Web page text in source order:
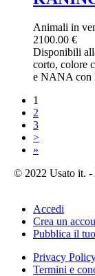
Animali in
2100.00 €
Disponibili
corto, colore
e NANA con
1
2
3
>
»
© 2022 Usato it. -
Accedi
Crea un
Pubblica il
Privacy
Termini e